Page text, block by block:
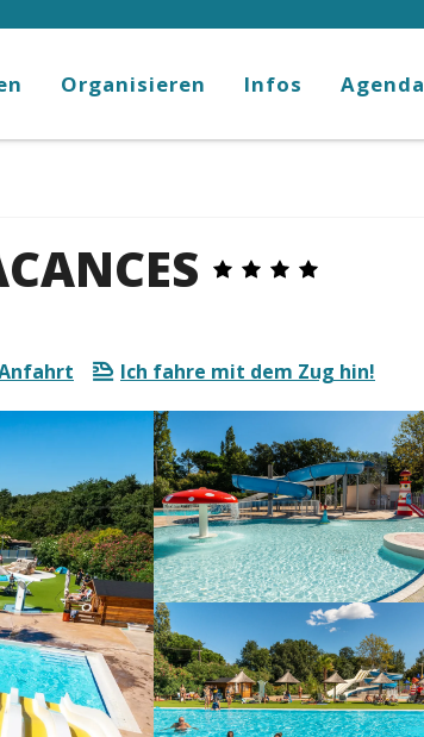
Organisieren Infos Agenda
Ich fahre mit dem Zug hin!